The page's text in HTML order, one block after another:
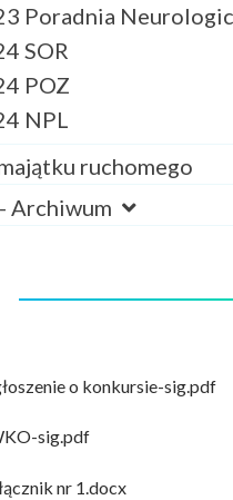
Poradnia
SOR
POZ
NPL
ruchomego
Archiwum
o konkursie-sig.pdf
sig.pdf
nr 1.docx